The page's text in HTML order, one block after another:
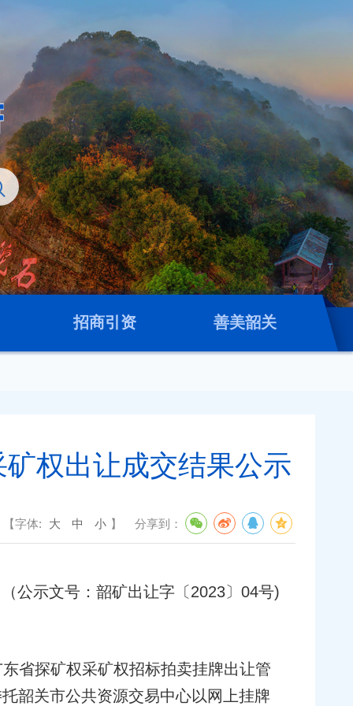
招商引资 善美韶关
权出让成交结果公示
【字体: 大 中 小 】 分享到：
（公示文号：韶矿出让字〔2023〕04号)
省探矿权采矿权招标拍卖挂牌出让管
韶关市公共资源交易中心以网上挂牌